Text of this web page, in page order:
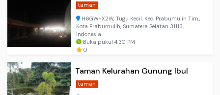
taman
H6GW+X2W, Tugu Kecil, Kec. Prabumulih Tim.,
Kota Prabumulih, Sumatera Selatan 31113,
Indonesia
Buka pukul 4.30 PM
0
Taman Kelurahan Gunung Ibul
taman